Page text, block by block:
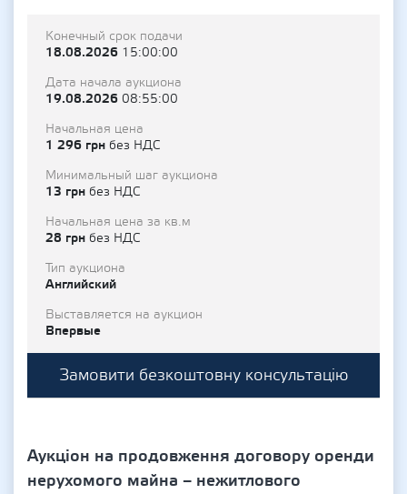
Конечный срок подачи
18.08.2026 15:00:00
Дата начала аукциона
19.08.2026 08:55:00
Начальная цена
1 296 грн без НДС
Минимальный шаг аукциона
13 грн без НДС
Начальная цена за кв.м
28 грн без НДС
Тип аукциона
Английский
Выставляется на аукцион
Впервые
Замовити безкоштовну консультацію
Аукціон на продовження договору оренди
нерухомого майна – нежитлового